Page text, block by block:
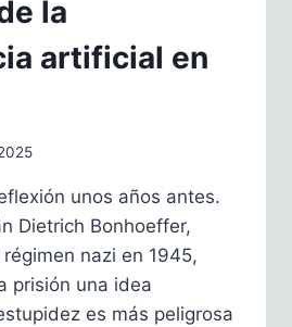
la
artificial en
unos años antes.
Dietrich Bonhoeffer,
nazi en 1945,
prisión una idea
es más peligrosa